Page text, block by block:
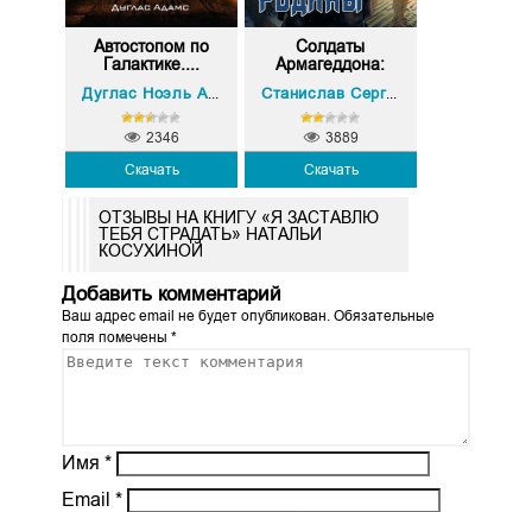
Автостопом по
Галактике....
Скачать
2346
Солдаты
Армагеддона:
Станислав Сергеев
Скачать
3889
ОТЗЫВЫ НА КНИГУ «Я ЗАСТАВЛЮ
ТЕБЯ СТРАДАТЬ» НАТАЛЬИ
КОСУХИНОЙ
Добавить комментарий
Ваш адрес email не будет опубликован.Обязательные
поля помечены *
Имя *
Email *